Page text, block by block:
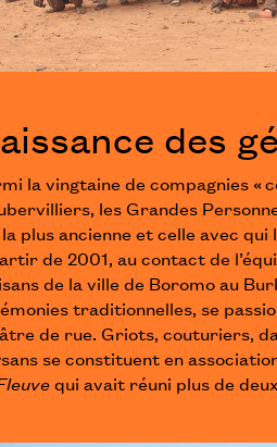
des
la vingtaine de compagnies «
les Grandes
plus ancienne et celle avec
de 2001, au contact de
de la ville de Boromo au
traditionnelles, se
de rue. Griots, couturiers,
se constituent en
qui avait réuni plus de